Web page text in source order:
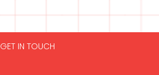
GET IN TOUCH